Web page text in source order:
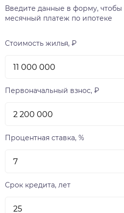
Введите данные в форму, чтобы
месячный платеж по ипотеке
Стоимость жилья, ₽
Первоначальный взнос, ₽
Процентная ставка, %
Срок кредита, лет